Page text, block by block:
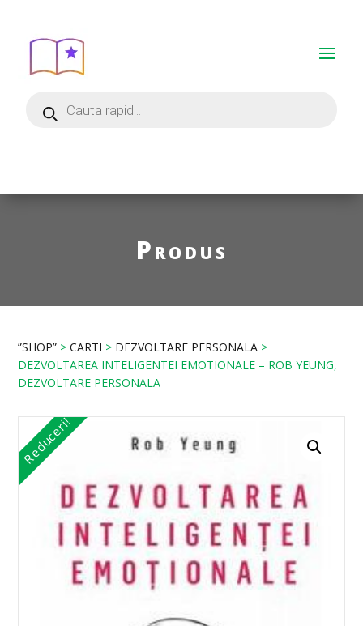
Produs
”SHOP” >CARTI > DEZVOLTARE PERSONALA >
DEZVOLTAREA INTELIGENTEI EMOTIONALE – ROB YEUNG,
DEZVOLTARE PERSONALA
Reduceri!